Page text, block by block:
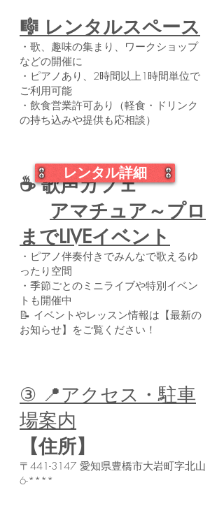
🎼 レンタルスペース
・歌、趣味の集まり、ワークショップ
などの開催に
・ピアノあり、2時間以上1時間単位で
ご利用可能
・飲食営業許可あり（軽食・ドリンク
の持ち込みや提供も応相談）
☕ 歌声カフェ
アマチュア～プロ
までLIVEイベント
・ピアノ伴奏付きでみんなで歌えるゆ
ったり空間
・季節ごとのミニライブや特別イベン
トも開催中
📝 イベントやレッスン情報は【最新の
お知らせ】をご覧ください！
③ 📍アクセス・駐車
場案内
【住所】
〒441-3147 愛知県豊橋市大岩町字北山
6-****
レンタル詳細